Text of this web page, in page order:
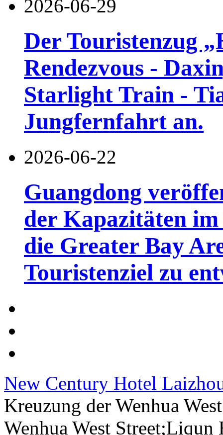
2026-06-29
Der Touristenzug
Rendezvous -
Starlight Train -
Jungfernfahrt an.
2026-06-22
Guangdong
der Kapazitäten
die Greater Bay
Touristenziel zu
New Century Hotel
Kreuzung der Wenhua
Wenhua West